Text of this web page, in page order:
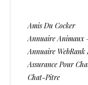
Amis Du Cocker
Annuaire Animaux
Annuaire WebRank
Assurance Pour
Chat-Pitre